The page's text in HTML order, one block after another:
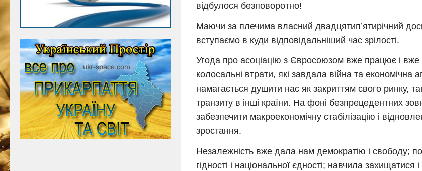
відбулося безповоротно!
Маючи за плечима власний двадцятип’ятирічний
вступаємо в куди відповідальніший час зрілості.
Угода про асоціацію з Євросоюзом вже працює і вже
колосальні втрати, які завдала війна та економічна
намагається душити нас як закриттям свого ринку,
транзиту в інші країни. На фоні безпрецедентних
забезпечити макроекономічну стабілізацію і
зростання.
Незалежність вже дала нам демократію і свободу;
гідності і національної єдності; навчила захищатися